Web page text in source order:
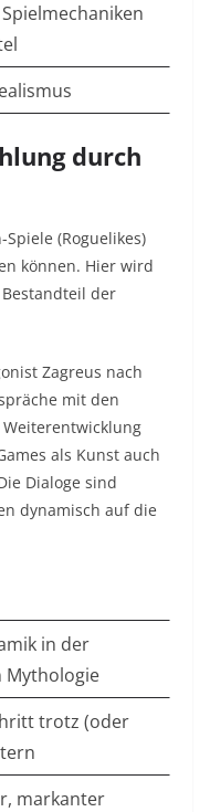
durch
(Roguelikes)
können. Hier wird
der
Zagreus nach
mit den
als Kunst auch
Dialoge sind
dynamisch auf die
in der
Mythologie
trotz (oder
markanter